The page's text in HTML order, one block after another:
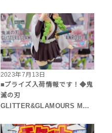
2023年7月13日
■プライズ入荷情報です！◆鬼
滅の刃
GLITTER&GLAMOURS M…